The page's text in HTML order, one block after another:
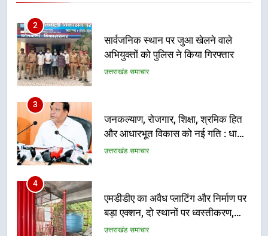
3
जनकल्याण, रोजगार, शिक्षा, श्रमिक हित
और आधारभूत विकास को नई गति : धामी
एमडीडीए का अवैध प्लाटिंग और निर्माण पर
बड़ा एक्शन, दो स्थानों पर ध्वस्तीकरण,
5
राष्ट्रीय हथकरघा दिवस पर मुख्यमंत्री
धामी ने उत्कृष्ट बुनकरों और हस्तशिल्प